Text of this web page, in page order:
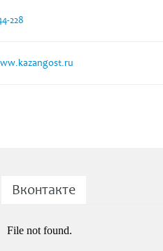
228
Вконтакте